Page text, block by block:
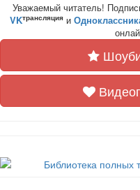
Уважаемый читатель!
VKтрансляция и